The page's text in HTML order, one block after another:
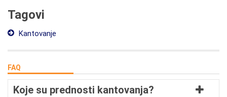
Tagovi
Kantovanje
FAQ
Koje su prednosti kantovanja?